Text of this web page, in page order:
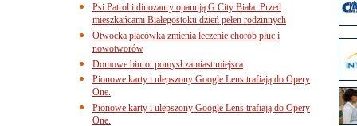
Psi Patrol i dinozaury opanują G City Biała. Przed
mieszkańcami Białegostoku dzień pełen rodzinnych
Otwocka placówka zmienia leczenie chorób płuc i
nowotworów
Domowe biuro: pomysł zamiast miejsca
Pionowe karty i ulepszony Google Lens trafiają do Opery
One.
Pionowe karty i ulepszony Google Lens trafiają do Opery
One.